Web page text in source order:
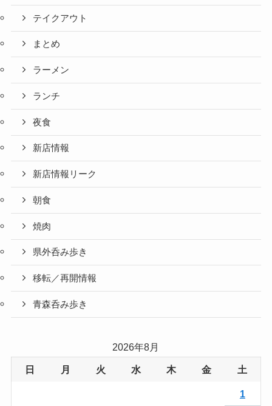
テイクアウト
まとめ
ラーメン
ランチ
夜食
新店情報
新店情報リーク
朝食
焼肉
県外呑み歩き
移転／再開情報
青森呑み歩き
2026年8月
日 月 火 水 木 金 土
1